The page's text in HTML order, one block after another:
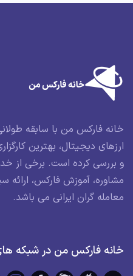
خانه فارکس من با سابقه
ارزهای دیجیتال، بهترین
و بررسی کرده است. برخی از
مشاوره، آموزش فارکس، ارائه
معامله گران ایرانی می باشد.
خانه فارکس من در شبکه